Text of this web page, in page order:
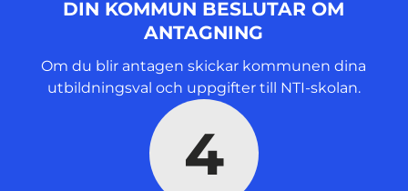
DIN KOMMUN BESLUTAR OM
ANTAGNING
Om du blir antagen skickar kommunen dina
utbildningsval och uppgifter till NTI-skolan.
4